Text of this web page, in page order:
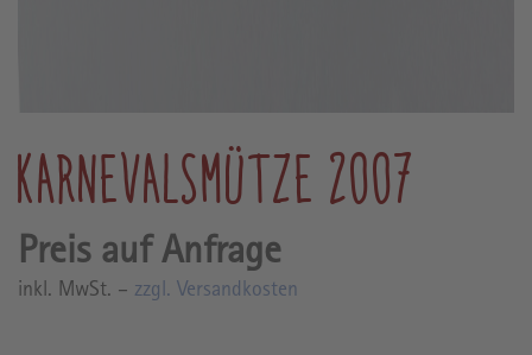
KARNEVALSMÜTZE 2007
inkl. MwSt. – zzgl. Versandkosten